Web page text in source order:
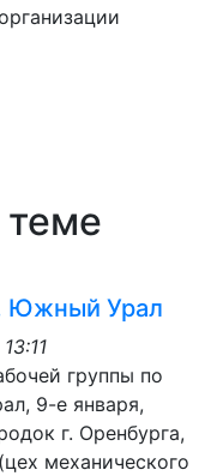
теме
Южный Урал
группы по
9-е января,
г. Оренбурга,
механического